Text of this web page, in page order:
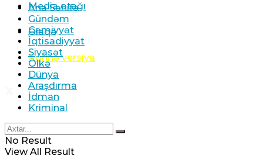
Media otağı
Əlaqə
Köhnə versiya
Ana Səhifə
Gündəm
Cəmiyyət
İqtisadiyyat
Siyasət
Ölkə
Dünya
Araşdırma
İdman
Kriminal
No Result
View All Result